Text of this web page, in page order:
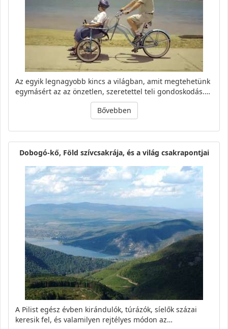
Az egyik legnagyobb kincs a világban, amit megtehetünk
egymásért az az önzetlen, szeretettel teli gondoskodás.…
Bővebben
Dobogó-kő, Föld szívcsakrája, és a világ csakrapontjai
A Pilist egész évben kirándulók, túrázók, síelők százai
keresik fel, és valamilyen rejtélyes módon az…